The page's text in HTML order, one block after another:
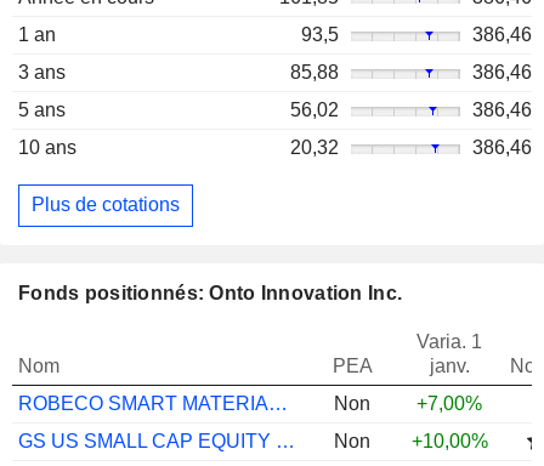
1 an
93,5
386,46
3 ans
85,88
386,46
5 ans
56,02
386,46
10 ans
20,32 386,46
Plus de cotations
Fonds positionnés: Onto Innovation Inc.
Nom PEA
Varia. 1
janv.
ROBECO SMART MATERIALS I EUR
Non
+7,00%
GS US SMALL CAP EQUITY R ACC USD
Non
+10,00%